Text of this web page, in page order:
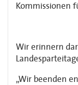
Kommissionen
Wir erinnern
„Wir beenden